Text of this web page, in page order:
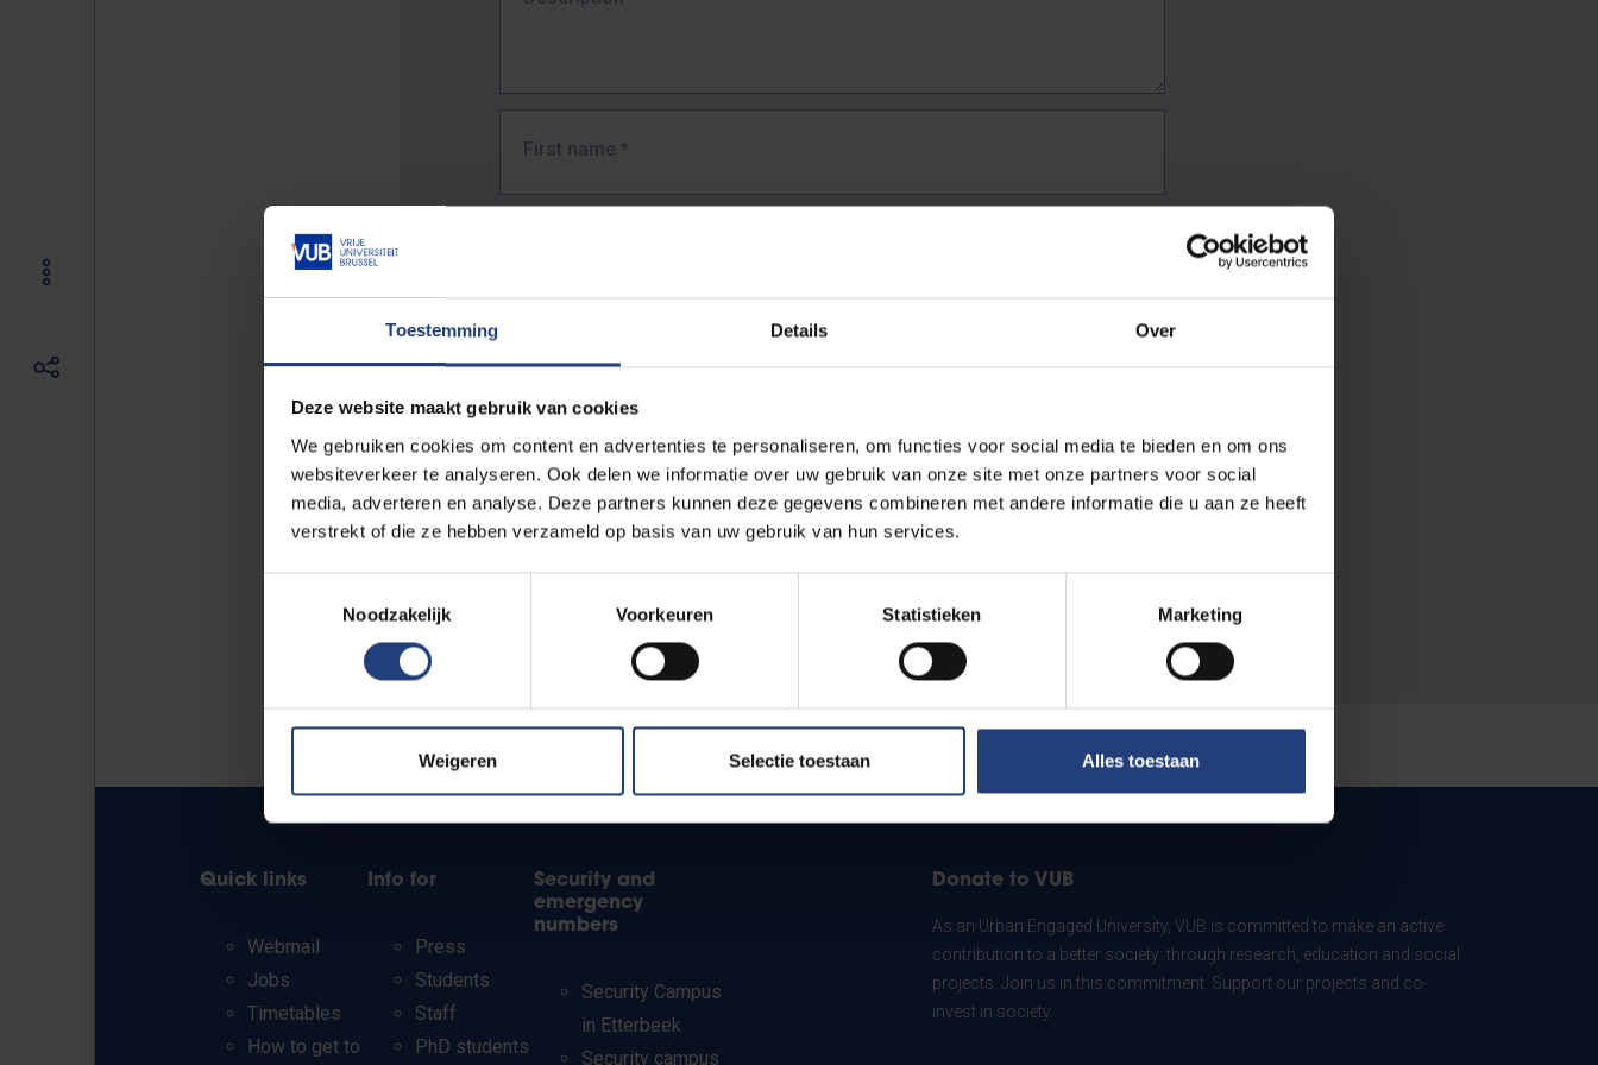
Toestemming Details Over
Deze website maakt gebruik van cookies
We gebruiken cookies om content en advertenties te personaliseren, om functies voor social media te bieden en om ons
websiteverkeer te analyseren. Ook delen we informatie over uw gebruik van onze site met onze partners voor social
media, adverteren en analyse. Deze partners kunnen deze gegevens combineren met andere informatie die u aan ze heeft
verstrekt of die ze hebben verzameld op basis van uw gebruik van hun services.
Noodzakelijk
Voorkeuren Statistieken Marketing
Weigeren Selectie toestaan Alles toestaan
First name *
The full URL of the page where you encountered the error.
E.g. https://www.vub.be/nl/studeren-aan-de-vub/alle-opleidingen
Quick links
Webmail
Jobs
Timetables
How to get to
Info for
Press
Students
Staff
PhD students
Security and
emergency
numbers
Security Campus
in Etterbeek
Security campus
Donate to VUB
As an Urban Engaged University, VUB is committed to make an active
contribution to a better society: through research, education and social
projects. Join us in this commitment. Support our projects and co-
invest in society.